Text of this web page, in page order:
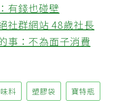
有錢也碰壁
社群網站 48歲社長
事：不為面子消費
料 塑膠袋 寶特瓶